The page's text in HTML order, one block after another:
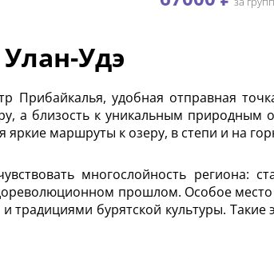
Удэ
удобная отправная
а близость к уникальным
яркие маршруты к озеру, в степи и на
многослойность региона:
прошлом. Особое
бурятской культуры.